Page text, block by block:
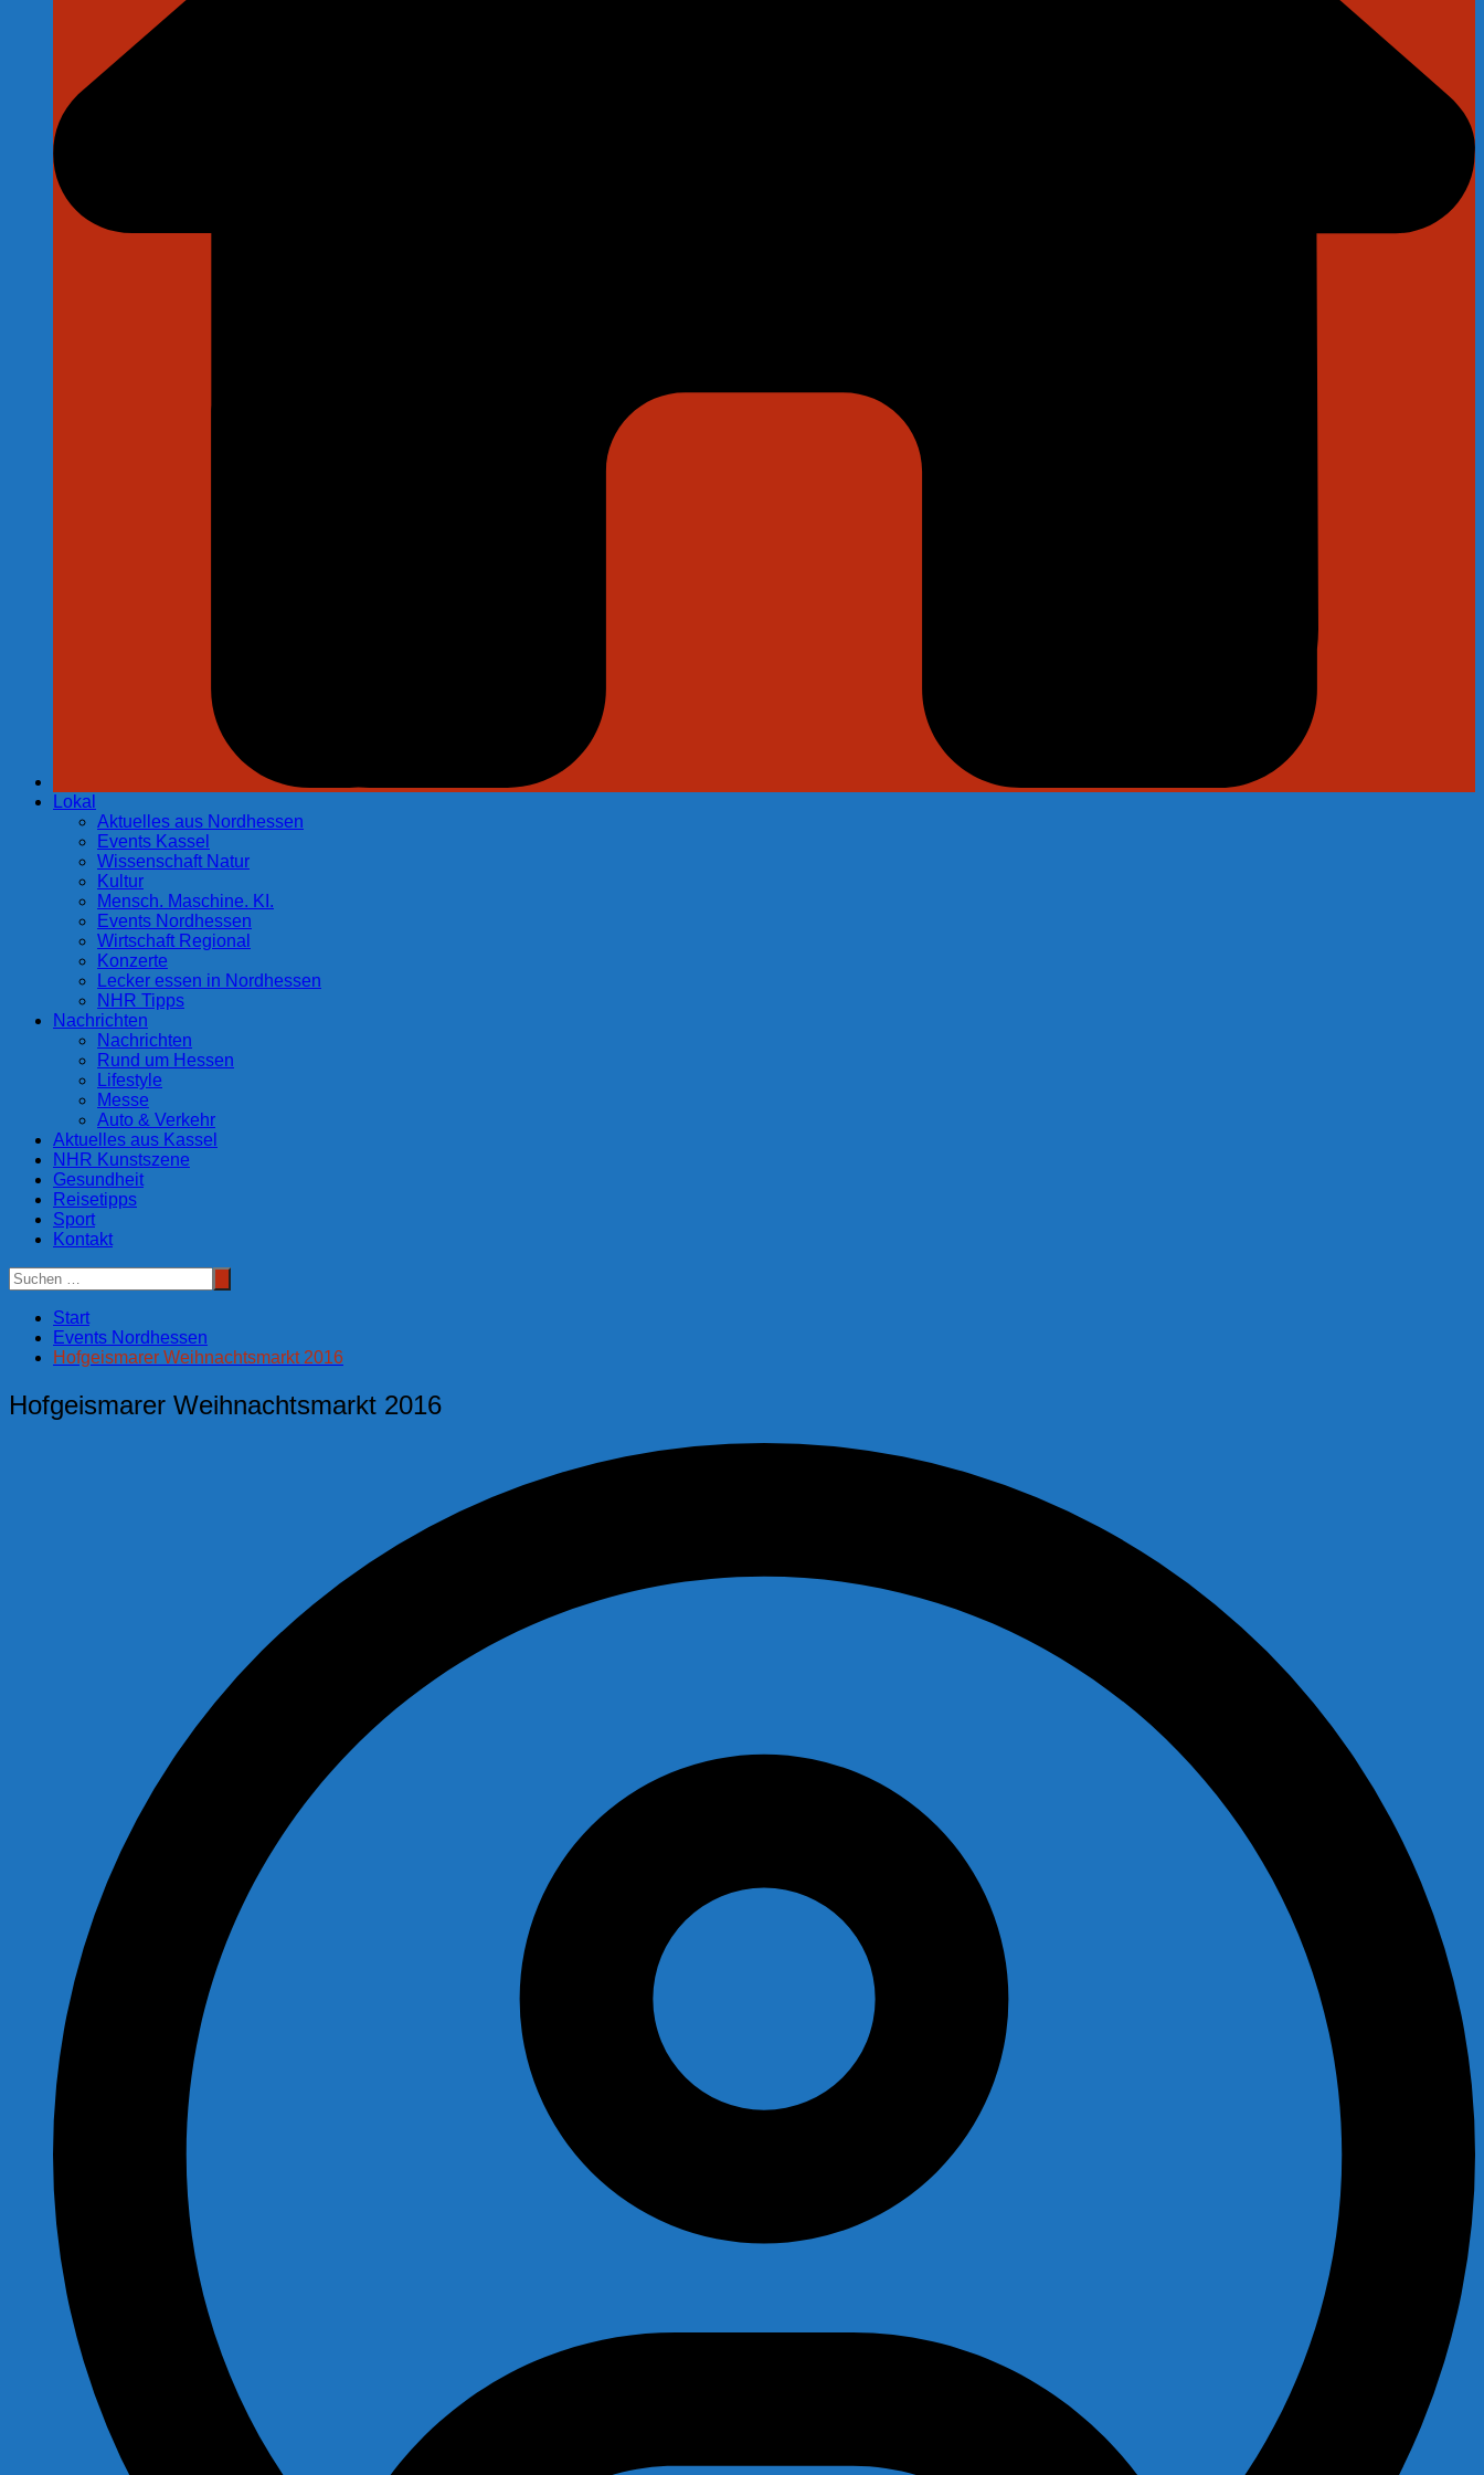
Lokal
Aktuelles aus Nordhessen
Events Kassel
Wissenschaft Natur
Kultur
Mensch. Maschine. KI.
Events Nordhessen
Wirtschaft Regional
Konzerte
Lecker essen in Nordhessen
NHR Tipps
Nachrichten
Nachrichten
Rund um Hessen
Lifestyle
Messe
Auto & Verkehr
Aktuelles aus Kassel
NHR Kunstszene
Gesundheit
Reisetipps
Sport
Kontakt
Start
Events Nordhessen
Hofgeismarer Weihnachtsmarkt 2016
Hofgeismarer Weihnachtsmarkt 2016